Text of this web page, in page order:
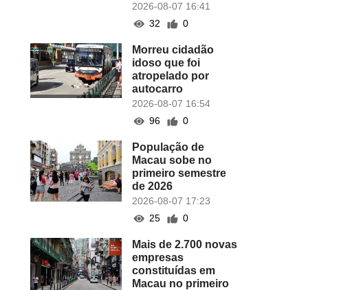
2026-08-07 16:41
32
0
Morreu cidadão
idoso que foi
atropelado por
autocarro
2026-08-07 16:54
96
0
População de
Macau sobe no
primeiro semestre
de 2026
2026-08-07 17:23
25
0
Mais de 2.700 novas
empresas
constituídas em
Macau no primeiro